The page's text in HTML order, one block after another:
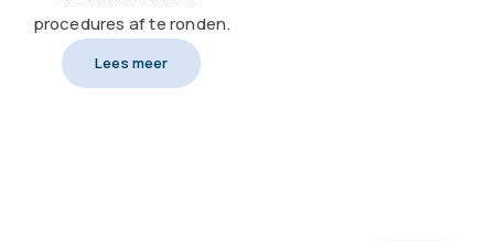
procedures af te ronden.
Lees meer